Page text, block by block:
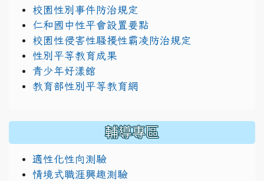
校園性別事件防治規定
仁和國中性平會設置要點
校園性侵害性騷擾性霸凌防治規定
性別平等教育成果
青少年好漾館
教育部性別平等教育網
輔導專區
適性化性向測驗
情境式職涯興趣測驗